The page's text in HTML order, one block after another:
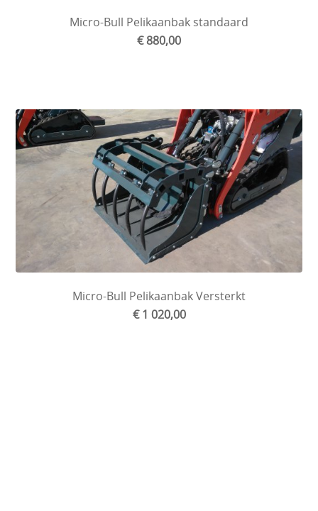
Micro-Bull Pelikaanbak standaard
€ 880,00
Micro-Bull Pelikaanbak Versterkt
€ 1 020,00